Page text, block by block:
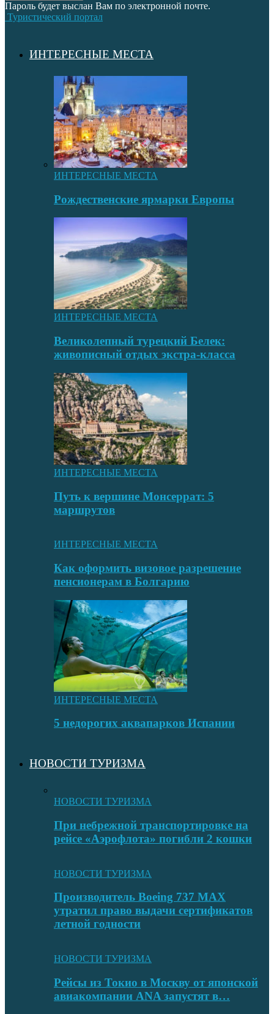
Пароль будет выслан Вам по электронной почте.
Туристический портал
ИНТЕРЕСНЫЕ МЕСТА
ИНТЕРЕСНЫЕ МЕСТА
Рождественские ярмарки Европы
ИНТЕРЕСНЫЕ МЕСТА
Великолепный турецкий Белек:
живописный отдых экстра-класса
ИНТЕРЕСНЫЕ МЕСТА
Путь к вершине Монсеррат: 5
маршрутов
ИНТЕРЕСНЫЕ МЕСТА
Как оформить визовое разрешение
пенсионерам в Болгарию
ИНТЕРЕСНЫЕ МЕСТА
5 недорогих аквапарков Испании
НОВОСТИ ТУРИЗМА
НОВОСТИ ТУРИЗМА
При небрежной транспортировке на
рейсе «Аэрофлота» погибли 2 кошки
НОВОСТИ ТУРИЗМА
Производитель Boeing 737 MAX
утратил право выдачи сертификатов
летной годности
НОВОСТИ ТУРИЗМА
Рейсы из Токио в Москву от японской
авиакомпании ANA запустят в…